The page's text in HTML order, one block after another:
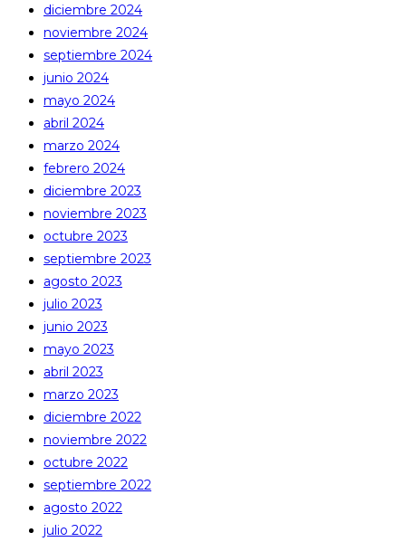
diciembre 2024
noviembre 2024
septiembre 2024
junio 2024
mayo 2024
abril 2024
marzo 2024
febrero 2024
diciembre 2023
noviembre 2023
octubre 2023
septiembre 2023
agosto 2023
julio 2023
junio 2023
mayo 2023
abril 2023
marzo 2023
diciembre 2022
noviembre 2022
octubre 2022
septiembre 2022
agosto 2022
julio 2022